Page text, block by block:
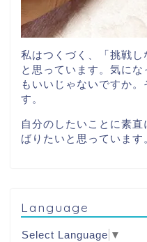
私はつくづく、「挑戦し
と思っています。気に
もいいじゃないですか
す。
自分のしたいことに素
ばりたいと思っています
Language
Select Language ▼